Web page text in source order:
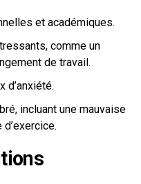
et académiques.
comme un
de travail.
d’anxiété.
incluant une mauvaise